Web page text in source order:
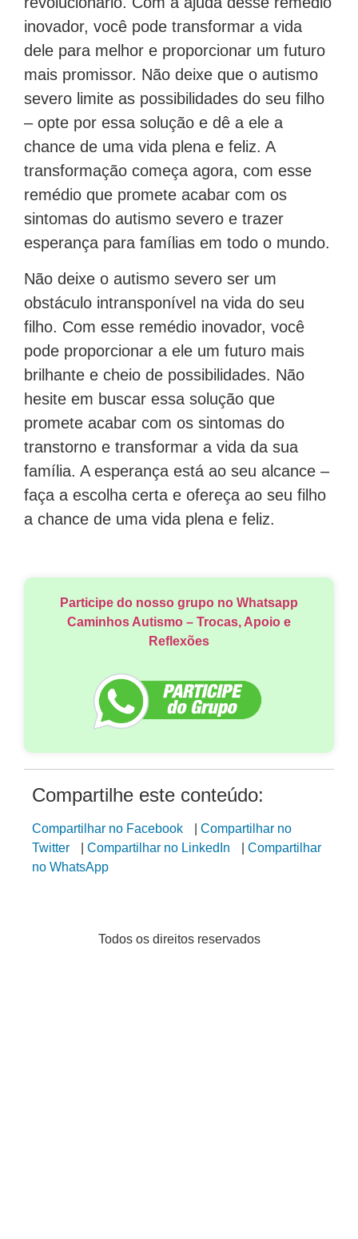
inovador, você pode transformar a vida
dele para melhor e proporcionar um futuro
mais promissor. Não deixe que o autismo
severo limite as possibilidades do seu filho
– opte por essa solução e dê a ele a
chance de uma vida plena e feliz. A
transformação começa agora, com esse
remédio que promete acabar com os
sintomas do autismo severo e trazer
esperança para famílias em todo o mundo.
Não deixe o autismo severo ser um
obstáculo intransponível na vida do seu
filho. Com esse remédio inovador, você
pode proporcionar a ele um futuro mais
brilhante e cheio de possibilidades. Não
hesite em buscar essa solução que
promete acabar com os sintomas do
transtorno e transformar a vida da sua
família. A esperança está ao seu alcance –
faça a escolha certa e ofereça ao seu filho
a chance de uma vida plena e feliz.
Participe do nosso grupo no Whatsapp
Caminhos Autismo – Trocas, Apoio e
Reflexões
Compartilhe este conteúdo:
Compartilhar no Facebook
Compartilhar no
Twitter
Compartilhar no LinkedIn
Compartilhar
no WhatsApp
Todos os direitos reservados